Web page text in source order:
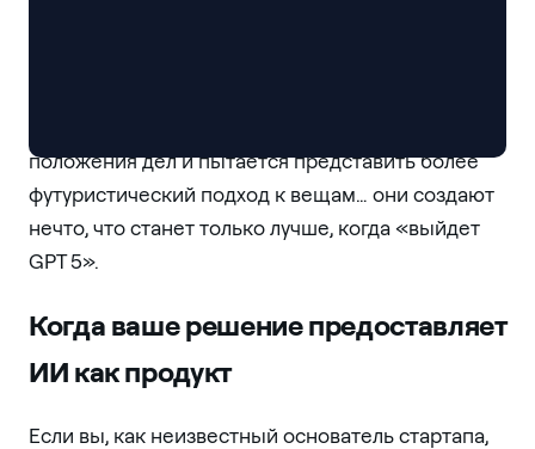
положения дел и пытается представить более
футуристический подход к вещам… они создают
нечто, что станет только лучше, когда «выйдет
GPT 5».
Когда ваше решение предоставляет
ИИ как продукт
Если вы, как неизвестный основатель стартапа,